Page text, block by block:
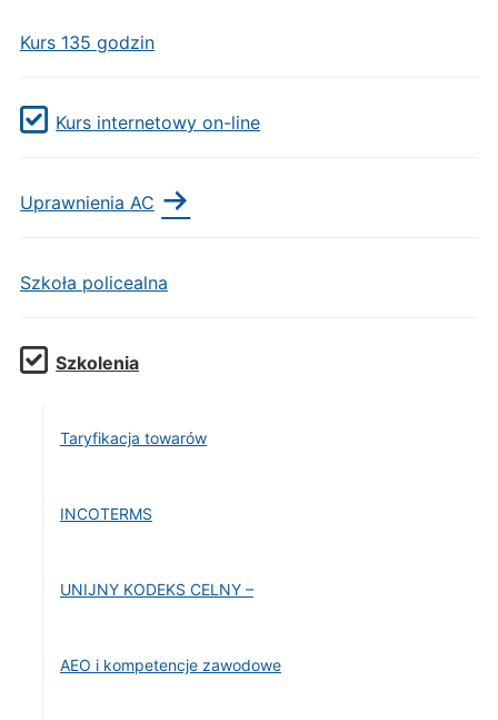
Kurs 135 godzin
Kurs internetowy on-line
Uprawnienia AC
Szkoła policealna
Szkolenia
Taryfikacja towarów
INCOTERMS
UNIJNY KODEKS CELNY –
AEO i kompetencje zawodowe